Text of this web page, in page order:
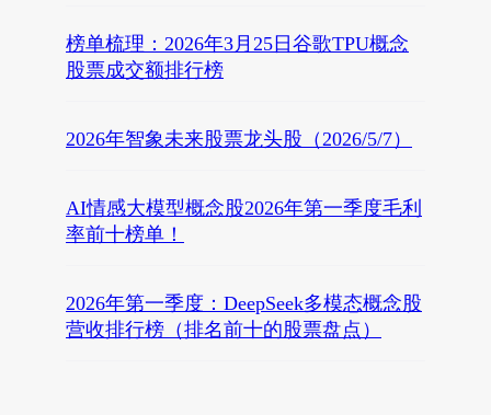
榜单梳理：2026年3月25日谷歌TPU概念
股票成交额排行榜
2026年智象未来股票龙头股（2026/5/7）
AI情感大模型概念股2026年第一季度毛利
率前十榜单！
2026年第一季度：DeepSeek多模态概念股
营收排行榜（排名前十的股票盘点）